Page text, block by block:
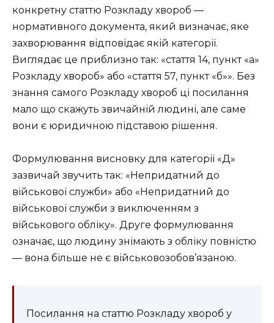
конкретну статтю Розкладу хвороб —
нормативного документа, який визначає, яке
захворювання відповідає якій категорії.
Виглядає це приблизно так: «стаття 14, пункт «а»
Розкладу хвороб» або «стаття 57, пункт «б»». Без
знання самого Розкладу хвороб ці посилання
мало що скажуть звичайній людині, але саме
вони є юридичною підставою рішення.
Формулювання висновку для категорії «Д»
зазвичай звучить так: «Непридатний до
військової служби» або «Непридатний до
військової служби з виключенням з
військового обліку». Друге формулювання
означає, що людину знімають з обліку повністю
— вона більше не є військовозобов’язаною.
Посилання на статтю Розкладу хвороб у